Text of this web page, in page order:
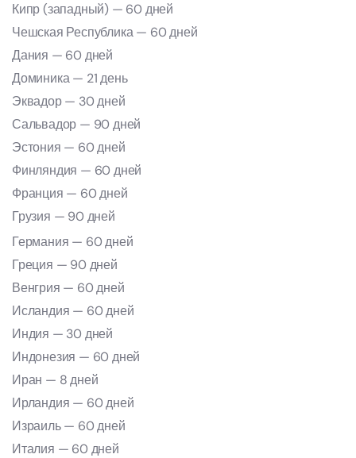
Кипр (западный) — 60 дней
Чешская Республика — 60 дней
Дания — 60 дней
Доминика — 21 день
Эквадор — 30 дней
Сальвадор — 90 дней
Эстония — 60 дней
Финляндия — 60 дней
Франция — 60 дней
Грузия — 90 дней
Германия — 60 дней
Греция — 90 дней
Венгрия — 60 дней
Исландия — 60 дней
Индия — 30 дней
Индонезия — 60 дней
Иран — 8 дней
Ирландия — 60 дней
Израиль — 60 дней
Италия — 60 дней